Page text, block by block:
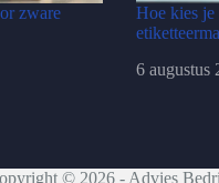
zware
Hoe kies je
6 augustus
© 2026 - Advies